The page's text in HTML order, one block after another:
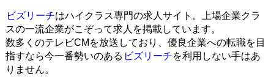
ビズリーチはハイクラス専門の求人サイト。上場企業クラ
スの一流企業がこぞって求人を掲載しています。
数多くのテレビCMを放送しており、優良企業への転職を目
指すなら今一番勢いのある ビズリーチを利用しない手はあ
りません。